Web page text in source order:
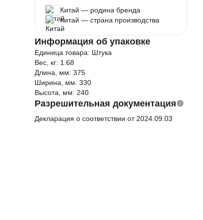
Китай — родина бренда
Китай — страна производства
Информация об упаковке
Единица товара: Штука
Вес, кг: 1.68
Длина, мм: 375
Ширина, мм: 330
Высота, мм: 240
Разрешительная документация
Декларация о соответствии от 2024.09.03